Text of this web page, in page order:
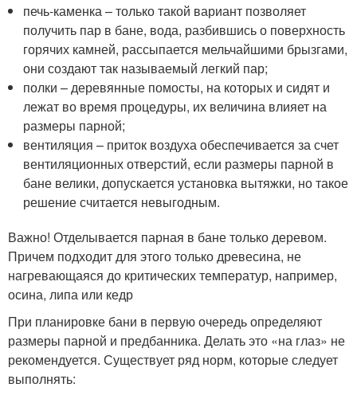
печь-каменка – только такой вариант позволяет
получить пар в бане, вода, разбившись о поверхность
горячих камней, рассыпается мельчайшими брызгами,
они создают так называемый легкий пар;
полки – деревянные помосты, на которых и сидят и
лежат во время процедуры, их величина влияет на
размеры парной;
вентиляция – приток воздуха обеспечивается за счет
вентиляционных отверстий, если размеры парной в
бане велики, допускается установка вытяжки, но такое
решение считается невыгодным.
Важно! Отделывается парная в бане только деревом.
Причем подходит для этого только древесина, не
нагревающаяся до критических температур, например,
осина, липа или кедр
При планировке бани в первую очередь определяют
размеры парной и предбанника. Делать это «на глаз» не
рекомендуется. Существует ряд норм, которые следует
выполнять: